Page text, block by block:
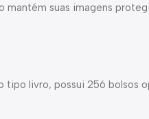
mantém suas imagens
tipo livro, possui 256 bolsos